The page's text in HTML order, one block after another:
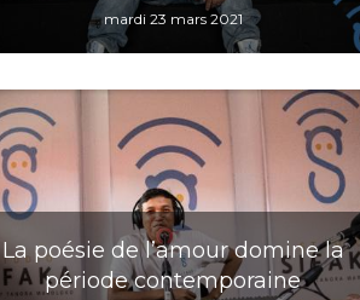
mardi 23 mars 2021
La poésie de l’amour domine la
période contemporaine